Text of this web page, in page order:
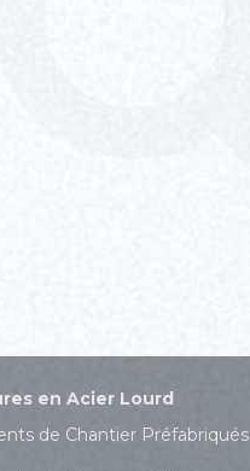
en Acier Lourd
de Chantier Préfabriqués